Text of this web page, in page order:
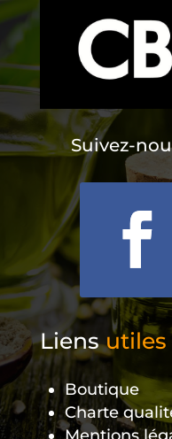
Suivez-
Liens utiles
Boutique
Charte